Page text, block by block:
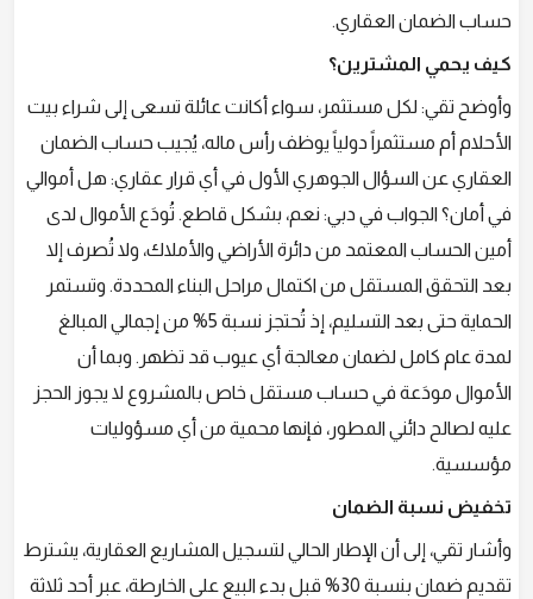
حساب الضمان العقاري.
كيف يحمي المشترين؟
وأوضح تقي: لكل مستثمر، سواء أكانت عائلة تسعى إلى شراء بيت
الأحلام أم مستثمراً دولياً يوظف رأس ماله، يُجيب حساب الضمان
العقاري عن السؤال الجوهري الأول في أي قرار عقاري: هل أموالي
في أمان؟ الجواب في دبي: نعم، بشكل قاطع. تُودَع الأموال لدى
أمين الحساب المعتمد من دائرة الأراضي والأملاك، ولا تُصرف إلا
بعد التحقق المستقل من اكتمال مراحل البناء المحددة. وتستمر
الحماية حتى بعد التسليم، إذ تُحتجز نسبة 5% من إجمالي المبالغ
لمدة عام كامل لضمان معالجة أي عيوب قد تظهر. وبما أن
الأموال مودَعة في حساب مستقل خاص بالمشروع لا يجوز الحجز
عليه لصالح دائني المطور، فإنها محمية من أي مسؤوليات
مؤسسية.
تخفيض نسبة الضمان
وأشار تقي، إلى أن الإطار الحالي لتسجيل المشاريع العقارية، يشترط
تقديم ضمان بنسبة 30% قبل بدء البيع على الخارطة، عبر أحد ثلاثة